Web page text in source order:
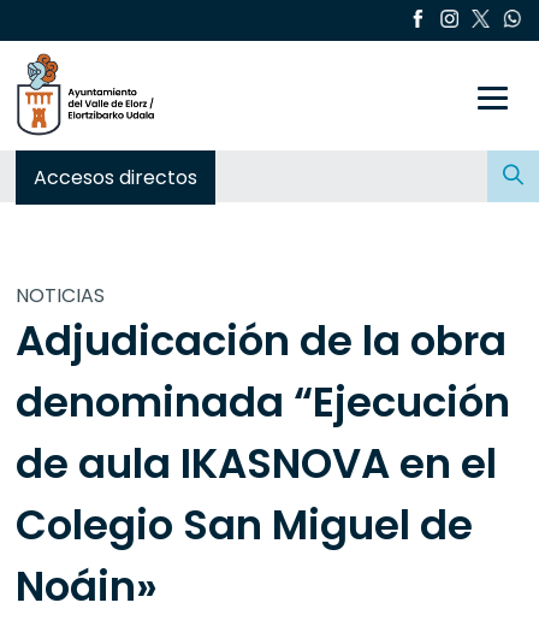
Accesos directos
Buscar:
NOTICIAS
Adjudicación de la obra
denominada “Ejecución
de aula IKASNOVA en el
Colegio San Miguel de
Noáin»